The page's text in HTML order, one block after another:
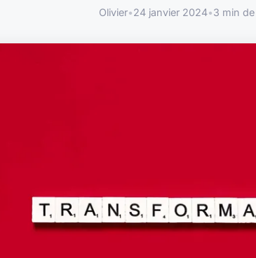
Olivier•24 janvier 2024•3 min